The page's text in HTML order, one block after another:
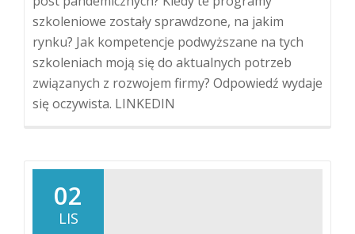
szkoleniowe zostały sprawdzone, na jakim
rynku? Jak kompetencje podwyższane na tych
szkoleniach moją się do aktualnych potrzeb
związanych z rozwojem firmy? Odpowiedź wydaje
się oczywista. LINKEDIN
02
LIS